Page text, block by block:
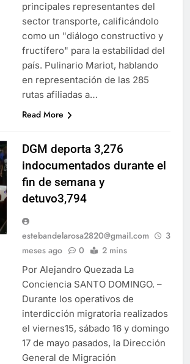
principales representantes del
sector transporte, calificándolo
como un "diálogo constructivo y
fructífero" para la estabilidad del
país. Pulinario Mariot, hablando
en representación de las 285
rutas afiliadas a…
Read More
DGM deporta 3,276
indocumentados durante el
fin de semana y
detuvo3,794
estebandelarosa2820@gmail.com
3
meses ago
0 2 mins
Por Alejandro Quezada La
Conciencia SANTO DOMINGO. –
Durante los operativos de
interdicción migratoria realizados
el viernes15, sábado 16 y domingo
17 de mayo pasados, la Dirección
General de Migración